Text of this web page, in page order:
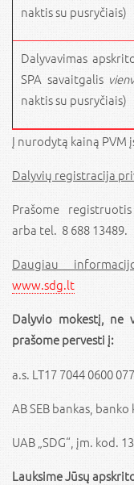
naktis su pusryčiais)
Dalyvavimas
SPA savaitgalis
naktis su pusryčiais)
Į nurodytą kainą PVM
Dalyvių registracija
Prašome
arba tel. 8 688 13489.
Daugiau
www.sdg.lt
Dalyvio mokestį, ne
prašome pervesti į:
a.s. LT17 7044 0600
AB SEB bankas,
UAB „SDG“, įm. kod.
Lauksime Jūsų